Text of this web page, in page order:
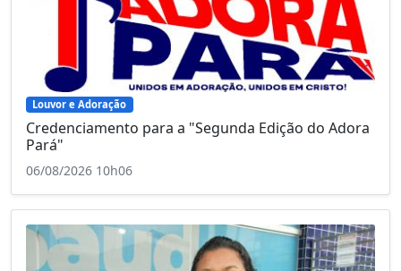
Louvor e Adoração
Credenciamento para a "Segunda Edição do Adora
Pará"
06/08/2026 10h06